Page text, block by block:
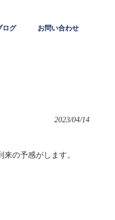
ログ お問い合わせ
2023/04/14
の予感がします。